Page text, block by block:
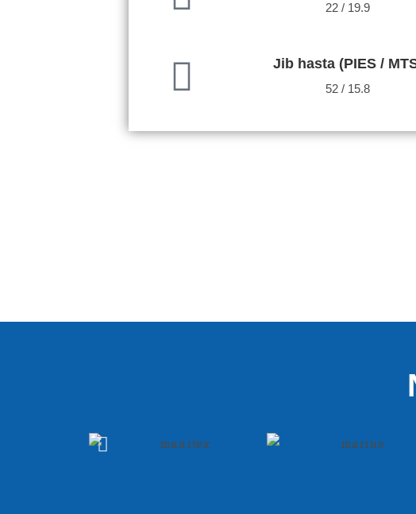
22 / 19.9
Jib hasta (PIES /
52 / 15.8